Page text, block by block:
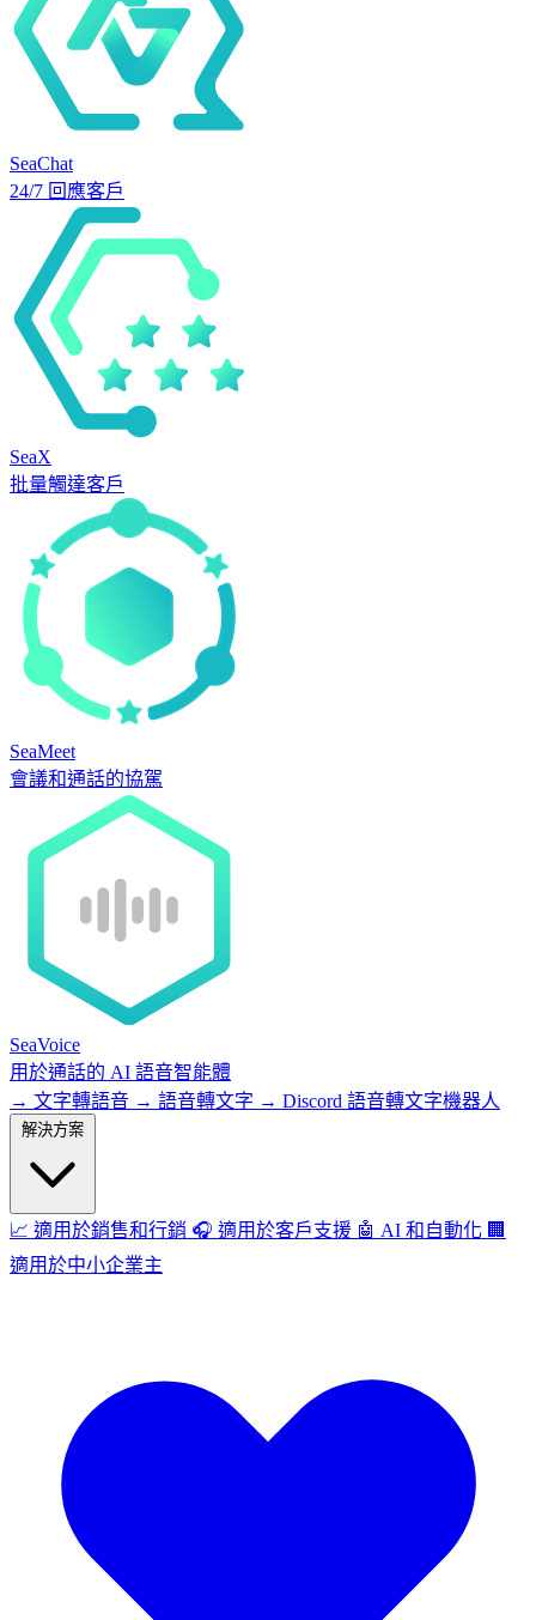
SeaChat
24/7 回應客戶
SeaX
批量觸達客戶
SeaMeet
會議和通話的協駕
SeaVoice
用於通話的 AI 語音智能體
→ 文字轉語音 → 語音轉文字 → Discord 語音轉文字機器人
📈 適用於銷售和行銷 🎧 適用於客戶支援 🤖 AI 和自動化 🏢
適用於中小企業主